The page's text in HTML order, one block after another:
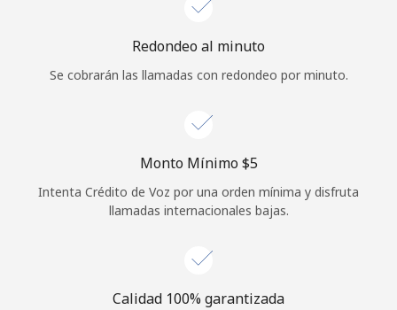
¿Olvidaste tu contraseña? →
Continuar con
Redondeo al minuto
Se cobrarán las llamadas con redondeo por minuto.
Monto Mínimo ⁦$5⁩
Intenta Crédito de Voz por una orden mínima y disfruta
llamadas internacionales bajas.
Calidad 100% garantizada